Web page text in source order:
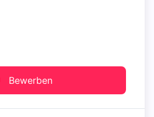
Bewerben